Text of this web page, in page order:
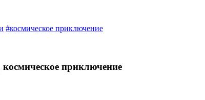
#космическое приключение
космическое приключение